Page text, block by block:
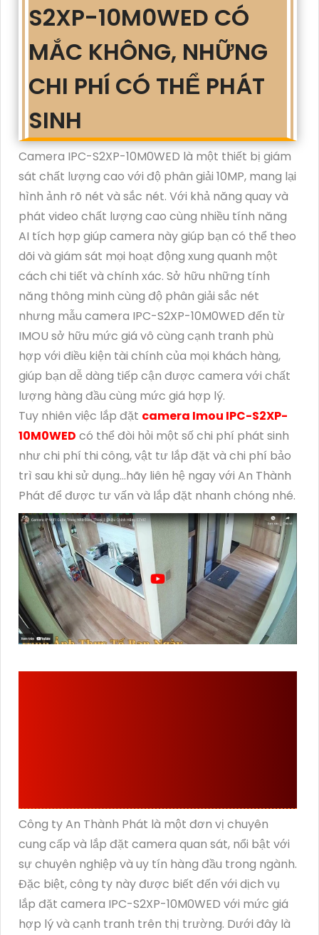
S2XP-10M0WED CÓ
MẮC KHÔNG, NHỮNG
CHI PHÍ CÓ THỂ PHÁT
SINH
Camera IPC-S2XP-10M0WED là một thiết bị giám
sát chất lượng cao với độ phân giải 10MP, mang lại
hình ảnh rõ nét và sắc nét. Với khả năng quay và
phát video chất lượng cao cùng nhiều tính năng
AI tích hợp giúp camera này giúp bạn có thể theo
dõi và giám sát mọi hoạt động xung quanh một
cách chi tiết và chính xác. Sở hữu những tính
năng thông minh cùng độ phân giải sắc nét
nhưng mẫu camera IPC-S2XP-10M0WED đến từ
IMOU sở hữu mức giá vô cùng cạnh tranh phù
hợp với điều kiện tài chính của mọi khách hàng,
giúp bạn dễ dàng tiếp cận được camera với chất
lượng hàng đầu cùng mức giá hợp lý.
Tuy nhiên việc lắp đặt camera Imou IPC-S2XP-
10M0WED có thể đòi hỏi một số chi phí phát sinh
như chi phí thi công, vật tư lắp đặt và chi phí bảo
trì sau khi sử dụng...hãy liên hệ ngay với An Thành
Phát để được tư vấn và lắp đặt nhanh chóng nhé.
Công ty An Thành Phát là một đơn vị chuyên
cung cấp và lắp đặt camera quan sát, nổi bật với
sự chuyên nghiệp và uy tín hàng đầu trong ngành.
Đặc biệt, công ty này được biết đến với dịch vụ
lắp đặt camera IPC-S2XP-10M0WED với mức giá
hợp lý và cạnh tranh trên thị trường. Dưới đây là